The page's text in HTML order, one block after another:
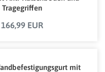
Tragegriffen
166,99 EUR
mit